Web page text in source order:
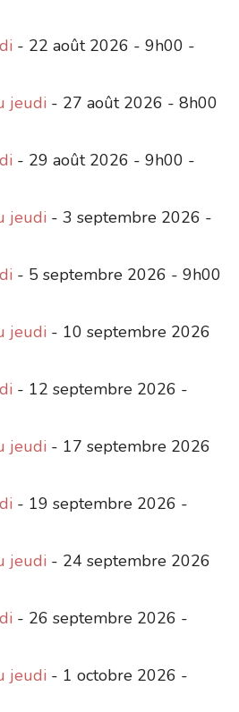
- 22 août 2026 - 9h00 -
jeudi - 27 août 2026 - 8h00
- 29 août 2026 - 9h00 -
jeudi - 3 septembre 2026 -
- 5 septembre 2026 - 9h00
jeudi - 10 septembre 2026
- 12 septembre 2026 -
jeudi - 17 septembre 2026
- 19 septembre 2026 -
jeudi - 24 septembre 2026
- 26 septembre 2026 -
jeudi - 1 octobre 2026 -